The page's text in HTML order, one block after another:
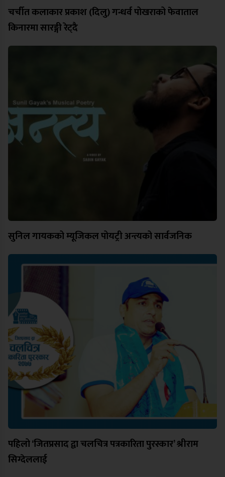
चर्चीत कलाकार प्रकाश (दिलु) गन्धर्व पोखराको फेवाताल
किनारमा सारङ्गी रेट्दै
सुनिल गायकको म्यूजिकल पोयट्री अन्त्यको सार्वजनिक
पहिलो ‘जितप्रसाद द्वा चलचित्र पत्रकारिता पुरस्कार’ श्रीराम
सिग्देललाई